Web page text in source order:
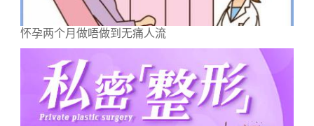
怀孕两个月做唔做到无痛人流